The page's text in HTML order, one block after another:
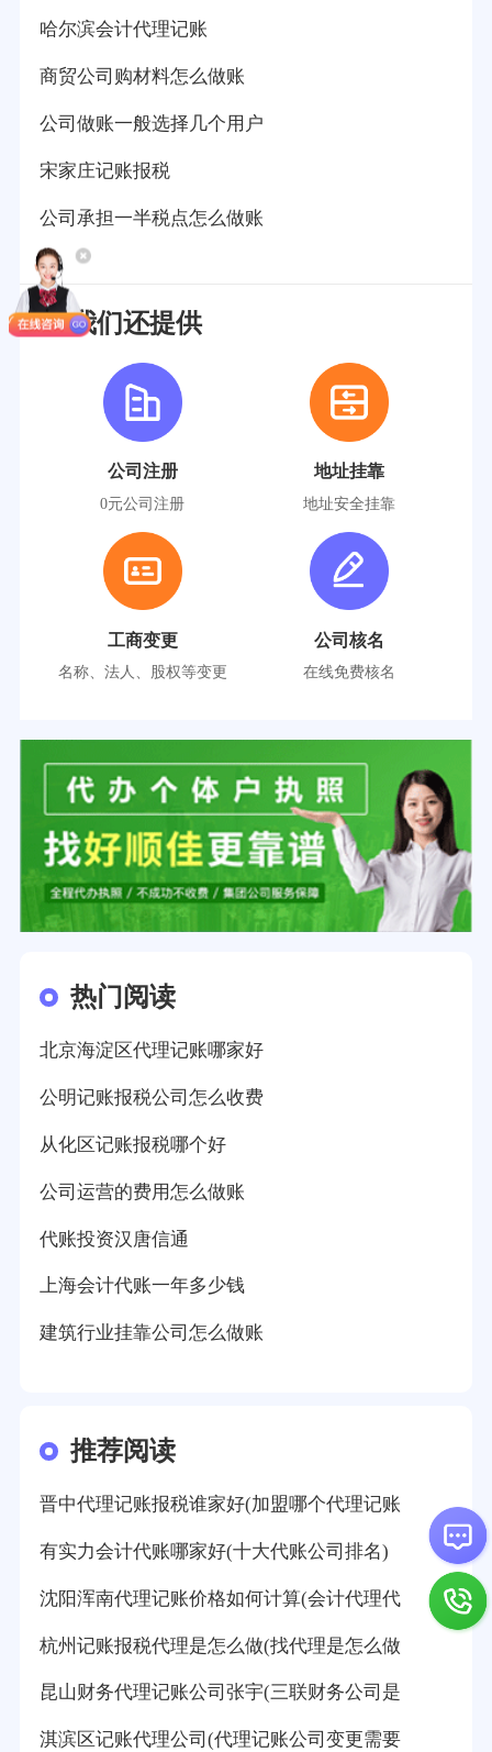
哈尔滨会计代理记账
商贸公司购材料怎么做账
公司做账一般选择几个用户
宋家庄记账报税
公司承担一半税点怎么做账
我们还提供
公司注册
0元公司注册
地址挂靠
地址安全挂靠
工商变更
名称、法人、股权等变更
公司核名
在线免费核名
热门阅读
北京海淀区代理记账哪家好
公明记账报税公司怎么收费
从化区记账报税哪个好
公司运营的费用怎么做账
代账投资汉唐信通
上海会计代账一年多少钱
建筑行业挂靠公司怎么做账
推荐阅读
晋中代理记账报税谁家好(加盟哪个代理记账
有实力会计代账哪家好(十大代账公司排名)
沈阳浑南代理记账价格如何计算(会计代理代
杭州记账报税代理是怎么做(找代理是怎么做
昆山财务代理记账公司张宇(三联财务公司是
淇滨区记账代理公司(代理记账公司变更需要